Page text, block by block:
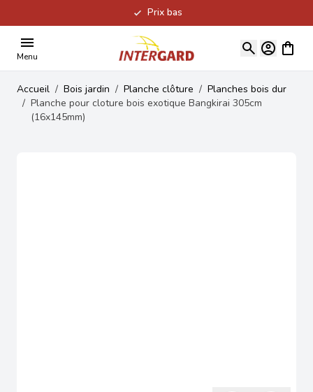
Prix bas
Menu
Voir
Accueil / Bois jardin / Planche clôture / Planches bois dur
/ Planche pour cloture bois exotique Bangkirai 305cm
(16x145mm)